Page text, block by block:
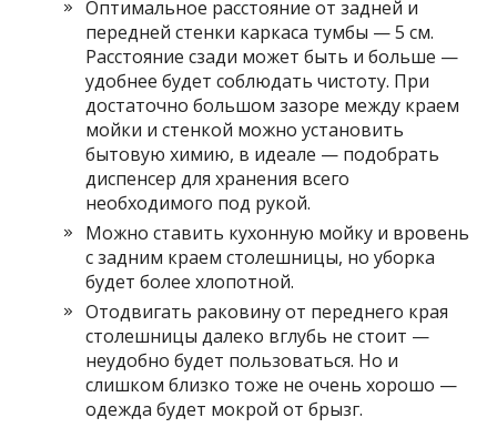
Оптимальное расстояние от задней и
передней стенки каркаса тумбы — 5 см.
Расстояние сзади может быть и больше —
удобнее будет соблюдать чистоту. При
достаточно большом зазоре между краем
мойки и стенкой можно установить
бытовую химию, в идеале — подобрать
диспенсер для хранения всего
необходимого под рукой.
Можно ставить кухонную мойку и вровень
с задним краем столешницы, но уборка
будет более хлопотной.
Отодвигать раковину от переднего края
столешницы далеко вглубь не стоит —
неудобно будет пользоваться. Но и
слишком близко тоже не очень хорошо —
одежда будет мокрой от брызг.